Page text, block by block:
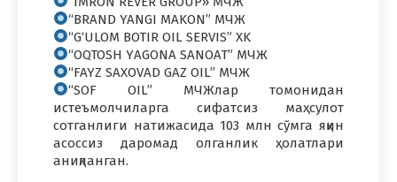
“BRAND YANGI MAKON” МЧЖ
“G‘ULOM BOTIR OIL SERVIS” XK
“OQTOSH YАGONA SANOAT” МЧЖ
“FAYZ SAХOVAD GAZ OIL” МЧЖ
“SOF OIL” МЧЖлар томонидан
истеъмолчиларга сифатсиз маҳсулот
сотганлиги натижасида 103 млн сўмга яқин
асоссиз даромад олганлик ҳолатлари
аниқланган.